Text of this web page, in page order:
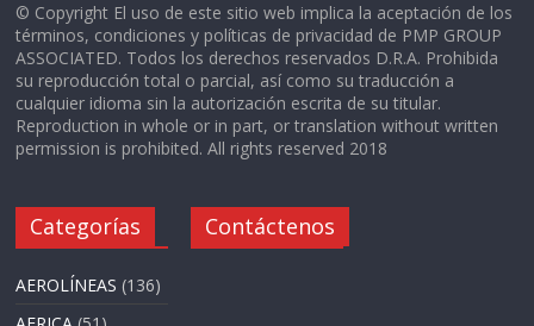
© Copyright El uso de este sitio web implica la aceptación de los
términos, condiciones y políticas de privacidad de PMP GROUP
ASSOCIATED. Todos los derechos reservados D.R.A. Prohibida
su reproducción total o parcial, así como su traducción a
cualquier idioma sin la autorización escrita de su titular.
Reproduction in whole or in part, or translation without written
permission is prohibited. All rights reserved 2018
Categorías
AEROLÍNEAS (136)
Contáctenos